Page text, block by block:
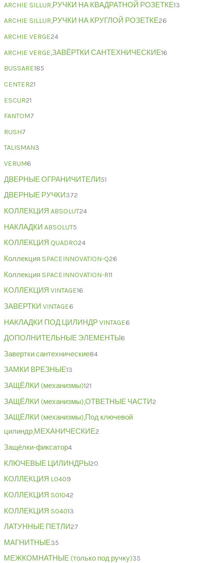
ARCHIE SILLUR,РУЧКИ НА КВАДРАТНОЙ РОЗЕТКЕ13
ARCHIE SILLUR,РУЧКИ НА КРУГЛОЙ РОЗЕТКЕ26
ARCHIE VERGE24
ARCHIE VERGE,ЗАВЁРТКИ САНТЕХНИЧЕСКИЕ16
BUSSARE185
CENTER21
ESCUR21
FANTOM7
RUSH7
TALISMAN3
VERUM6
ДВЕРНЫЕ ОГРАНИЧИТЕЛИ51
ДВЕРНЫЕ РУЧКИ372
КОЛЛЕКЦИЯ ABSOLUT24
НАКЛАДКИ ABSOLUT5
КОЛЛЕКЦИЯ QUADRO24
Коллекция SPACEINNOVATION-Q26
Коллекция SPACEINNOVATION-R11
КОЛЛЕКЦИЯ VINTAGE16
ЗАВЕРТКИ VINTAGE6
НАКЛАДКИ ПОД ЦИЛИНДР VINTAGE6
ДОПОЛНИТЕЛЬНЫЕ ЭЛЕМЕНТЫ 6
Завертки сантехнические84
ЗАМКИ ВРЕЗНЫЕ13
ЗАЩЁЛКИ (механизмы)121
ЗАЩЁЛКИ (механизмы),ОТВЕТНЫЕ ЧАСТИ2
ЗАЩЁЛКИ (механизмы),Под ключевой
цилиндр,МЕХАНИЧЕСКИЕ2
Защёлки-фиксатор4
КЛЮЧЕВЫЕ ЦИЛИНДРЫ 20
КОЛЛЕКЦИЯ L0409
КОЛЛЕКЦИЯ S01042
КОЛЛЕКЦИЯ S04013
ЛАТУННЫЕ ПЕТЛИ27
МАГНИТНЫЕ35
МЕЖКОМНАТНЫЕ (только под ручку)35